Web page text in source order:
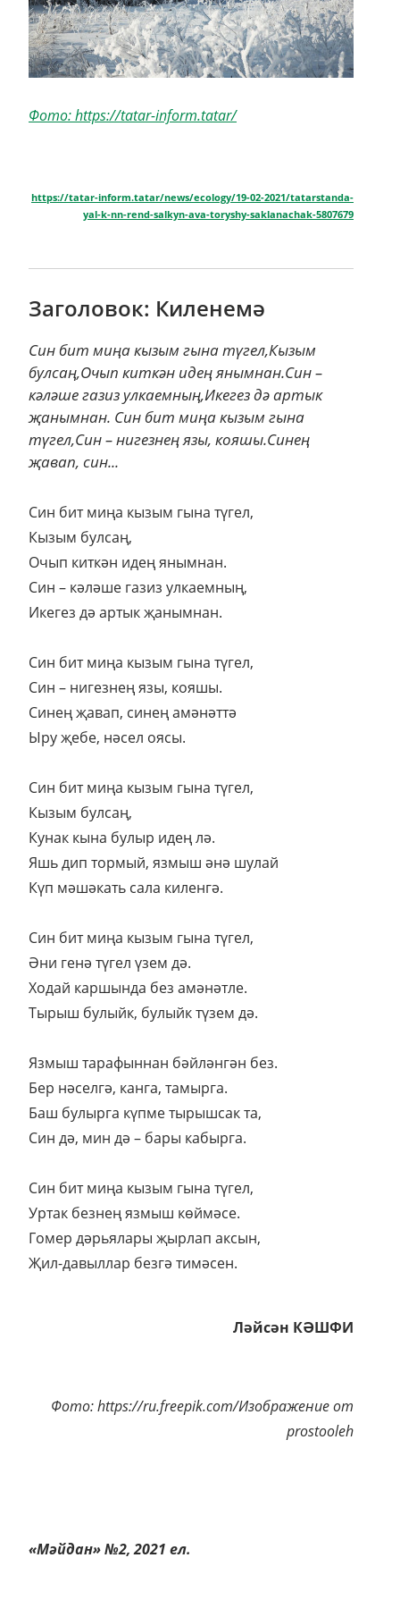
Фото: https://tatar-inform.tatar/
https://tatar-inform.tatar/news/ecology/19-02-2021/tatarstanda-
yal-k-nn-rend-salkyn-ava-toryshy-saklanachak-5807679
Заголовок: Киленемә
Син бит миңа кызым гына түгел,Кызым
булсаң,Очып киткән идең янымнан.Син –
кәләше газиз улкаемның,Икегез дә артык
җанымнан. Син бит миңа кызым гына
түгел,Син – нигезнең язы, кояшы.Синең
җавап, син...
Син бит миңа кызым гына түгел,
Кызым булсаң,
Очып киткән идең янымнан.
Син – кәләше газиз улкаемның,
Икегез дә артык җанымнан.
Син бит миңа кызым гына түгел,
Син – нигезнең язы, кояшы.
Синең җавап, синең амәнәттә
Ыру җебе, нәсел оясы.
Син бит миңа кызым гына түгел,
Кызым булсаң,
Кунак кына булыр идең лә.
Яшь дип тормый, язмыш әнә шулай
Күп мәшәкать сала киленгә.
Син бит миңа кызым гына түгел,
Әни генә түгел үзем дә.
Ходай каршында без амәнәтле.
Тырыш булыйк, булыйк түзем дә.
Язмыш тарафыннан бәйләнгән без.
Бер нәселгә, канга, тамырга.
Баш булырга күпме тырышсак та,
Син дә, мин дә – бары кабырга.
Син бит миңа кызым гына түгел,
Уртак безнең язмыш көймәсе.
Гомер дәрьялары җырлап аксын,
Җил-давыллар безгә тимәсен.
Ләйсән КӘШФИ
Фото: https://ru.freepik.com/Изображение от
prostooleh
«Мәйдан» №2, 2021 ел.